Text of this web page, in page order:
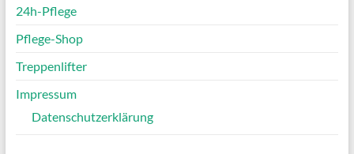
24h-Pflege
Pflege-Shop
Treppenlifter
Impressum
Datenschutzerklärung